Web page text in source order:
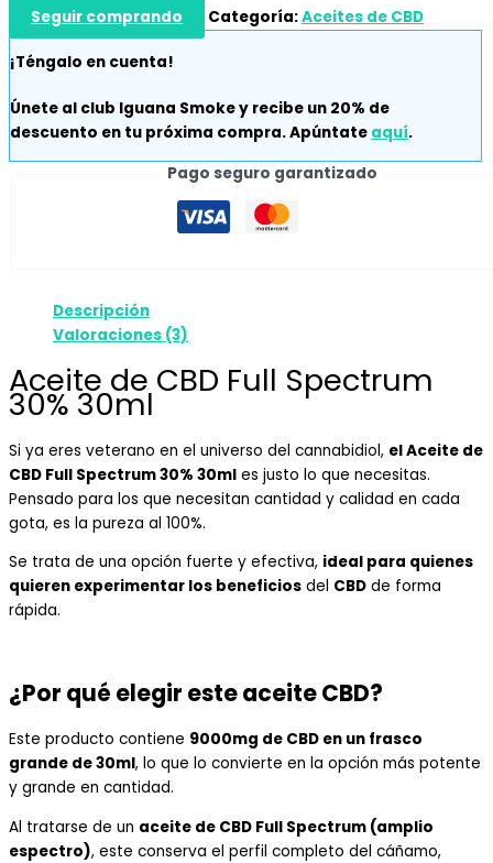
Seguir comprando
Categoría:Aceites de CBD
¡Téngalo en cuenta!
Únete al club Iguana Smoke y recibe un 20% de
descuento en tu próxima compra. Apúntate aquí.
Pago seguro garantizado
Descripción
Valoraciones (3)
Aceite de CBD Full Spectrum
30% 30ml
Si ya eres veterano en el universo del cannabidiol, el Aceite de
CBD Full Spectrum 30% 30ml es justo lo que necesitas.
Pensado para los que necesitan cantidad y calidad en cada
gota, es la pureza al 100%.
Se trata de una opción fuerte y efectiva, ideal para quienes
quieren experimentar los beneficios del CBD de forma
rápida.
¿Por qué elegir este aceite CBD?
Este producto contiene 9000mg de CBD en un frasco
grande de 30ml, lo que lo convierte en la opción más potente
y grande en cantidad.
Al tratarse de un aceite de CBD Full Spectrum (amplio
espectro), este conserva el perfil completo del cáñamo,